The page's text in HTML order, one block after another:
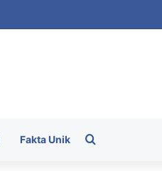
Fakta Unik